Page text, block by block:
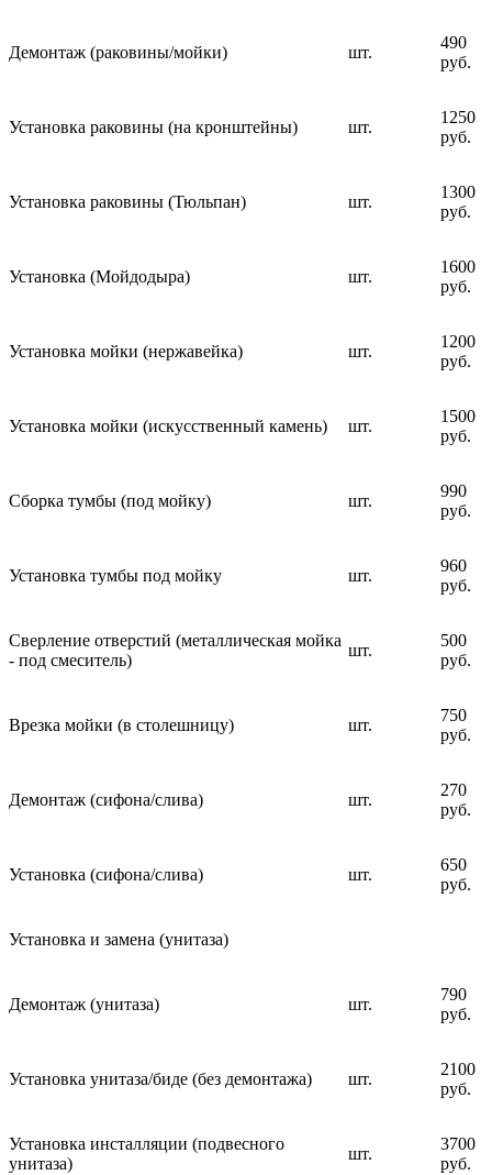
Демонтаж (раковины/мойки) шт.
490
руб.
Установка раковины (на кронштейны) шт.
1250
руб.
Установка раковины (Тюльпан) шт.
1300
руб.
Установка (Мойдодыра) шт.
1600
руб.
Установка мойки (нержавейка) шт.
1200
руб.
Установка мойки (искусственный камень) шт.
1500
руб.
Сборка тумбы (под мойку) шт.
990
руб.
Установка тумбы под мойку шт.
960
руб.
Сверление отверстий (металлическая мойка
- под смеситель)
шт.
500
руб.
Врезка мойки (в столешницу) шт.
750
руб.
Демонтаж (сифона/слива) шт.
270
руб.
Установка (сифона/слива) шт.
650
руб.
Установка и замена (унитаза)
Демонтаж (унитаза) шт.
790
руб.
Установка унитаза/биде (без демонтажа) шт.
2100
руб.
Установка инсталляции (подвесного
унитаза)
шт.
3700
руб.